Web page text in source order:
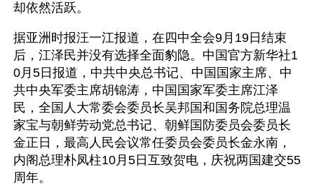
却依然活跃。
据亚洲时报汪一江报道，在四中全会9月19日结束
后，江泽民并没有选择全面豹隐。中国官方新华社1
0月5日报道，中共中央总书记、中国国家主席、中
共中央军委主席胡锦涛，中国国家军委主席江泽
民，全国人大常委会委员长吴邦国和国务院总理温
家宝与朝鲜劳动党总书记、朝鲜国防委员会委员长
金正日，最高人民会议常任委员会委员长金永南，
内阁总理朴凤柱10月5日互致贺电，庆祝两国建交55
周年。